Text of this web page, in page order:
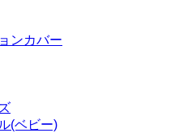
ンカバー
(ベビー)